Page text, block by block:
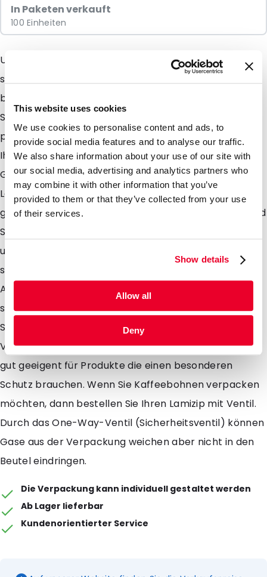
This website uses cookies
We use cookies to personalise content and ads, to
provide social media features and to analyse our traffic.
We also share information about your use of our site with
our social media, advertising and analytics partners who
may combine it with other information that you’ve
provided to them or that they’ve collected from your use
of their services.
Show details
Allow all
Deny
In Paketen verkauft
100 Einheiten
Unsere Stehbodenbeutel (stand up pouches ) sind
sehr gut geeigent für Produkte an deren Verpackung
besondere Anforderungen gestellt werden. Denken
Sie an Lebens-und Genussmittel sowie an allerlei
pharmazeutische Produkte. Selbst im Labor finden Sie
Ihre Anforderung wie z. B. zum Verpacken von
Grundstoffen oder anderer Stoffe und Präparate. Die
Lamizip Beutel sind aus einem Laminat mit besonders
guten Barierreeigenschaften gegen Wasserdampf und
Sauerstoff hergestellt. Hinzu kommt das Sie die Beutel
unbegrenzt öffnen und schliessen können. Lamizips
sind in einer transparenten und einer aluminium
Ausführung erhältlich. Aluminium schützt Ihr Produkt
sehr gut gegen die äusseren Einflüssen von UV
Strahlen. Durch Ihren runden Boden kann die
Verpackung ganz einfach stehen. Lamizips sind sehr
gut geeigent für Produkte die einen besonderen
Schutz brauchen. Wenn Sie Kaffeebohnen verpacken
möchten, dann bestellen Sie Ihren Lamizip mit Ventil.
Durch das One-Way-Ventil (Sicherheitsventil) können
Gase aus der Verpackung weichen aber nicht in den
Beutel eindringen.
Die Verpackung kann individuell gestaltet werden
Ab Lager lieferbar
Kundenorientierter Service